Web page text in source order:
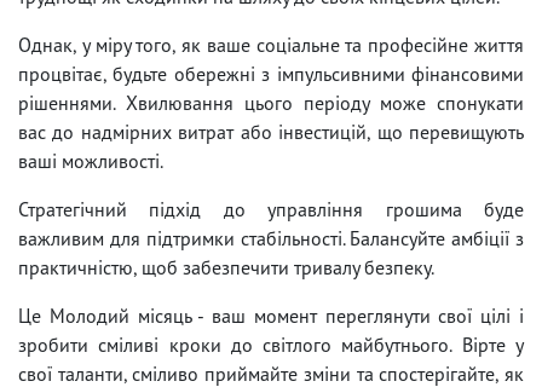
Однак, у міру того, як ваше соціальне та професійне життя
процвітає, будьте обережні з імпульсивними фінансовими
рішеннями. Хвилювання цього періоду може спонукати
вас до надмірних витрат або інвестицій, що перевищують
ваші можливості.
Стратегічний підхід до управління грошима буде
важливим для підтримки стабільності. Балансуйте амбіції з
практичністю, щоб забезпечити тривалу безпеку.
Це Молодий місяць - ваш момент переглянути свої цілі і
зробити сміливі кроки до світлого майбутнього. Вірте у
свої таланти, сміливо приймайте зміни та спостерігайте, як